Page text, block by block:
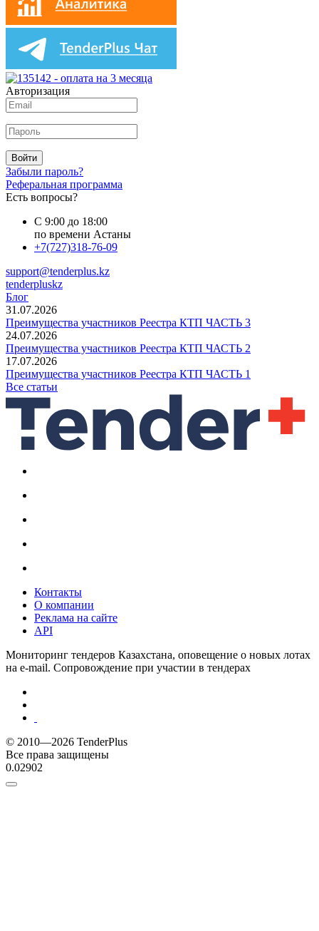
Авторизация
Войти
Забыли пароль?
Реферальная программа
Есть вопросы?
С 9:00 до 18:00
по времени Астаны
+7(727)318-76-09
support@tenderplus.kz
tenderpluskz
Блог
31.07.2026
Преимущества участников Реестра КТП ЧАСТЬ 3
24.07.2026
Преимущества участников Реестра КТП ЧАСТЬ 2
17.07.2026
Преимущества участников Реестра КТП ЧАСТЬ 1
Все статьи
Контакты
О компании
Реклама на сайте
API
Мониторинг тендеров Казахстана, оповещение о новых лотах
на e-mail. Сопровождение при участии в тендерах
© 2010—2026 TenderPlus
Все права защищены
0.02902